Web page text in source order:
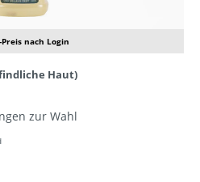
nach Login
Haut)
zur Wahl